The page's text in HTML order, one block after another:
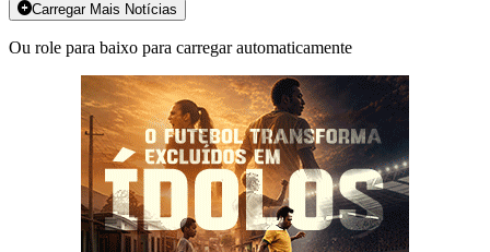
Carregar Mais Notícias
Ou role para baixo para carregar automaticamente